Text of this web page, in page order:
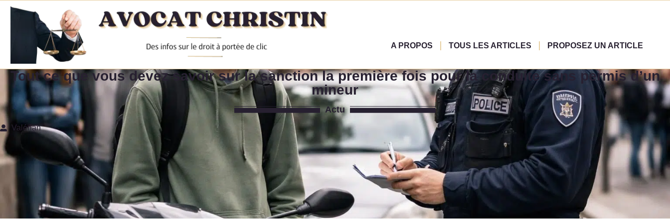
A PROPOS TOUS LES ARTICLES PROPOSEZ UN ARTICLE
Tout ce que vous devez savoir sur la sanction la première fois pour la conduite sans permis d’un
mineur
Actu
Valérian